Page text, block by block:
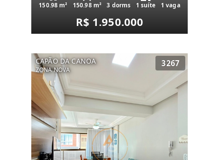
150.98 m² 150.98 m² 3 dorms 1 suíte 1 vaga
R$ 1.950.000
CAPÃO DA CANOA
ZONA NOVA
3267